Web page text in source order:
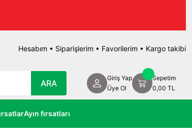
Hesabım • Siparişlerim • Favorilerim • Kargo takibi
ARA
Giriş Yap
Üye Ol
Sepetim
0,00 TL
Ayın fırsatları